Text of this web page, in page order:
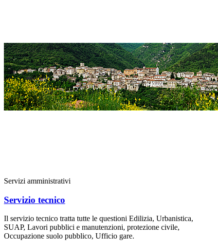
Servizi amministrativi
Servizio tecnico
Il servizio tecnico tratta tutte le questioni Edilizia, Urbanistica,
SUAP, Lavori pubblici e manutenzioni, protezione civile,
Occupazione suolo pubblico, Ufficio gare.